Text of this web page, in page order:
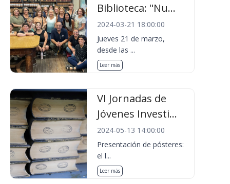
Biblioteca: "Nu...
2024-03-21 18:00:00
Jueves 21 de marzo,
desde las ...
Leer más
VI Jornadas de
Jóvenes Investi...
2024-05-13 14:00:00
Presentación de pósteres:
el l...
Leer más